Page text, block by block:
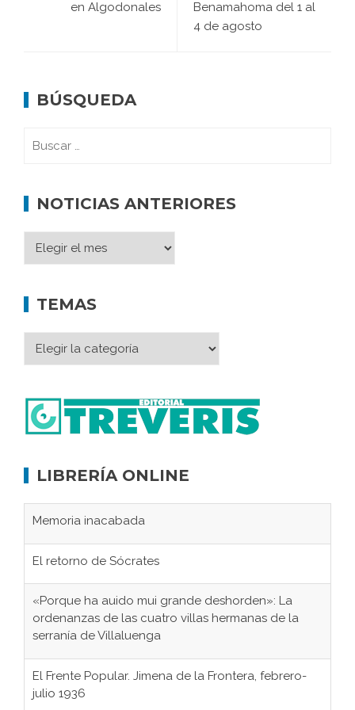
en Algodonales
Benamahoma del 1 al
4 de agosto
BÚSQUEDA
NOTICIAS ANTERIORES
TEMAS
LIBRERÍA ONLINE
Memoria inacabada
El retorno de Sócrates
«Porque ha auido mui grande deshorden»: La
ordenanzas de las cuatro villas hermanas de la
serranía de Villaluenga
El Frente Popular. Jimena de la Frontera, febrero-
julio 1936